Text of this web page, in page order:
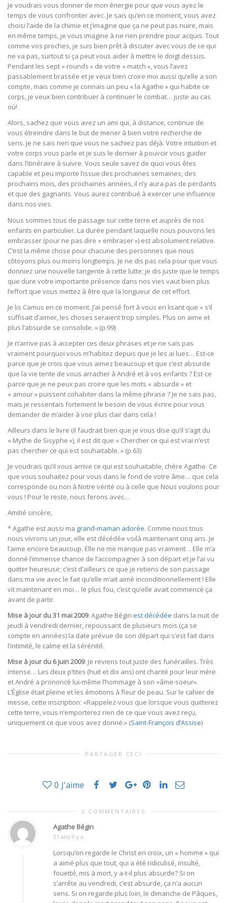
Je voudrais vous donner de mon énergie pour que vous ayez le
temps de vous confronter avec. Je sais qu’en ce moment, vous avez
choisi l’aide de la chimie et j’imagine que ça ne peut pas nuire, mais
en même temps, je vous imagine à ne rien prendre pour acquis. Tout
comme vos proches, je suis bien prêt à discuter avec vous de ce qui
ne va pas, surtout si ça peut vous aider à mettre le doigt dessus.
Pendant les sept « rounds » de votre « match », vous l’avez
passablement brassée et je veux bien croire moi aussi qu’elle a son
compte, mais comme je connais un peu « la Agathe » qui habite ce
corps, je veux bien contribuer à continuer le combat… juste au cas
où!
Alors, sachez que vous avez un ami qui, à distance, continue de
vous étreindre dans le but de mener à bien votre recherche de
sens. Je ne sais rien que vous ne sachiez pas déjà. Votre intuition et
votre corps vous parle et je suis le dernier à pouvoir vous guider
dans l’itinéraire à suivre. Vous seule savez de quoi vous êtes
capable et peu importe l’issue des prochaines semaines, des
prochains mois, des prochaines années, il n’y aura pas de perdants
et que des gagnants. Vous aurez contribué à exercer une influence
dans nos vies.
Nous sommes tous de passage sur cette terre et auprès de nos
enfants en particulier. La durée pendant laquelle nous pouvons les
embrasser (pour ne pas dire « embraser ») est absolument relative.
C’est la même chose pour chacune des personnes que nous
côtoyons plus ou moins longtemps. Je ne dis pas cela pour que vous
donniez une nouvelle tangente à cette lutte; je dis juste que le temps
que dure votre importante présence dans nos vies vaut bien plus
l’effort que vous mettez à être que la longueur de cet effort.
Je lis Camus en ce moment. J’ai pensé fort à vous en lisant que « s’il
suffisait d’aimer, les choses seraient trop simples. Plus on aime et
plus l’absurde se consolide. » (p.99)
Je n’arrive pas à accepter ces deux phrases et je ne sais pas
vraiment pourquoi vous m’habitez depuis que je les ai lues… Est-ce
parce que je crois que vous aimez beaucoup et que c’est absurde
que la vie tente de vous arracher à André et à vos enfants ? Est-ce
parce que je ne peux pas croire que les mots « absurde » et
« amour » puissent cohabiter dans la même phrase ? Je ne sais pas,
mais je ressentais fortement le besoin de vous écrire pour vous
demander de m’aider à voir plus clair dans cela !
Ailleurs dans le livre (il faudrait bien que je vous dise qu’il s’agit du
« Mythe de Sisyphe »), il est dit que « Chercher ce qui est vrai n’est
pas chercher ce qui est souhaitable. » (p.63)
Je voudrais qu’il vous arrive ce qui est souhaitable, chère Agathe. Ce
que vous souhaitez pour vous dans le fond de votre âme… que cela
corresponde ou non à Notre vérité ou à celle que Nous voulons pour
vous ! Pour le reste, nous ferons avec…
Amitié sincère,
* Agathe est aussi ma grand-maman adorée. Comme nous tous
nous vivrons un jour, elle est décédée voilà maintenant cinq ans. Je
l’aime encore beaucoup. Elle ne me manque pas vraiment… Elle m’a
donné l’immense chance de l’accompagner à son départ et je l’ai vu
quitter heureuse; c’est d’ailleurs ce que je retiens de son passage
dans ma vie avec le fait qu’elle m’ait aimé inconditionnellement ! Elle
vit maintenant en moi… le plus fou, c’est qu’elle avait commencé ça
avant de partir.
Mise à jour du 31 mai 2009: Agathe Bégin est décédée dans la nuit de
jeudi à vendredi dernier, repoussant de plusieurs mois (ça se
compte en années) la date prévue de son départ qui s’est fait dans
l’intimité, le calme et la sérénité.
Mise à jour du 6 juin 2009: Je reviens tout juste des funérailles. Très
intense… Les deux p’tites (huit et dix ans) ont chanté pour leur mère
et André a prononcé lui-même l’hommage à son «âme-soeur».
L’Église était pleine et les émotions à fleur de peau. Sur le cahier de
messe, cette inscription: «Rappelez-vous que lorsque vous quitterez
cette terre, vous n’emporterez rien de ce que vous avez reçu,
uniquement ce que vous avez donné.» (Saint-François d’Assise)
PARTAGER CECI
0 J'aime
2 COMMENTAIRES
Agathe Bégin
21 ans Il y a
Lorsqu’on regarde le Christ en croix, un « homme » qui
a aimé plus que tout, qui a été ridiculisé, insulté,
fouetté, mis à mort, y a-t-il plus absurde? Si on
s’arrête au vendredi, c’est absurde, ça n’a aucun
sens. Si on regarde plus loin, le dimanche de Pâques,